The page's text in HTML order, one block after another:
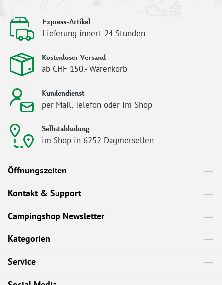
Express-Artikel
Lieferung innert 24 Stunden
Kostenloser Versand
ab CHF 150.- Warenkorb
Kundendienst
per Mail, Telefon oder im Shop
Selbstabholung
im Shop in 6252 Dagmersellen
Öffnungszeiten
Kontakt & Support
Campingshop Newsletter
Kategorien
Service